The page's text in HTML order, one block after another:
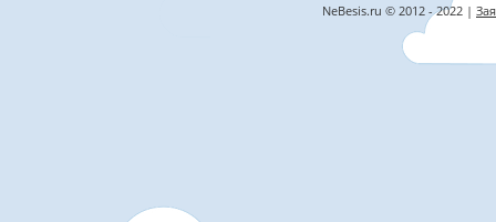
NeBesis.ru © 2012 - 2022 |